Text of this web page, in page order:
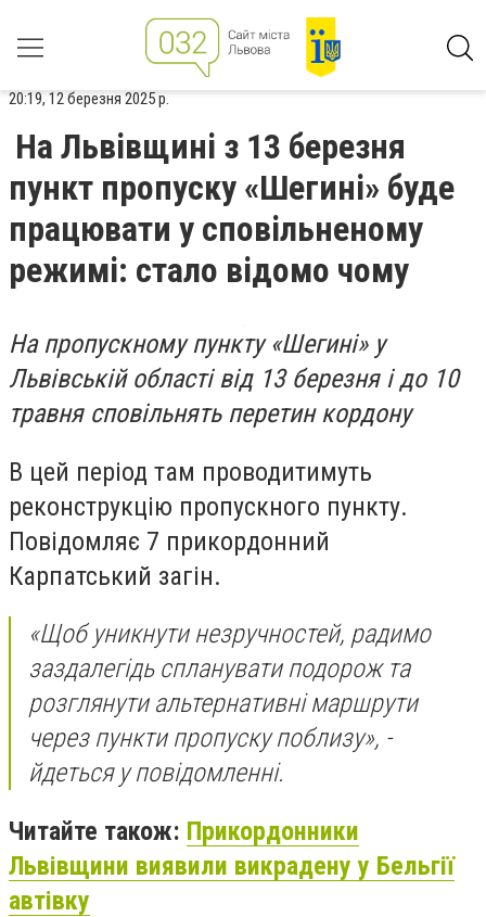
20:19, 12 березня 2025 р.
На Львівщині з 13 березня
пункт пропуску «Шегині» буде
працювати у сповільненому
режимі: стало відомо чому
На пропускному пункту «Шегині» у
Львівській області від 13 березня і до 10
травня сповільнять перетин кордону
В цей період там проводитимуть
реконструкцію пропускного пункту.
Повідомляє 7 прикордонний
Карпатський загін.
«Щоб уникнути незручностей, радимо
заздалегідь спланувати подорож та
розглянути альтернативні маршрути
через пункти пропуску поблизу», -
йдеться у повідомленні.
Читайте також: Прикордонники
Львівщини виявили викрадену у Бельгії
автівку